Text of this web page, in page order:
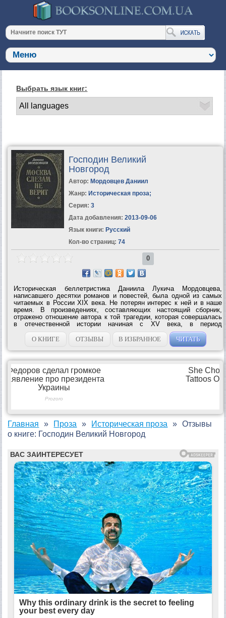
Выбрать язык книг:
Господин Великий
Новгород
Автор: Мордовцев Даниил
Жанр: Историческая проза;
Серия: 3
Дата добавления: 2013-09-06
Язык книги: Русский
Кол-во страниц: 74
0
Историческая беллетристика Даниила Лукича Мордовцева,
написавшего десятки романов и повестей, была одной из самых
читаемых в России XIX века. Не потерян интерес к ней и в наше
время. В произведениях, составляющих настоящий сборник,
отражено отношение автора к той трагедии, которая совершалась
в отечественной истории начиная с XV века, в период
объединения российских земель вокруг Москвы. Он ярко
показывает, как власти предержащие,...
О КНИГЕ ОТЗЫВЫ В ИЗБРАННОЕ ЧИТАТЬ
Главная Проза Историческая проза
Отзывы
о книге: Господин Великий Новгород